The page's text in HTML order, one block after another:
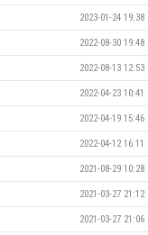
2023-01-24 19:38
2022-08-30 19:48
2022-08-13 12:53
2022-04-23 10:41
2022-04-19 15:46
2022-04-12 16:11
2021-08-29 10:28
2021-03-27 21:12
2021-03-27 21:06